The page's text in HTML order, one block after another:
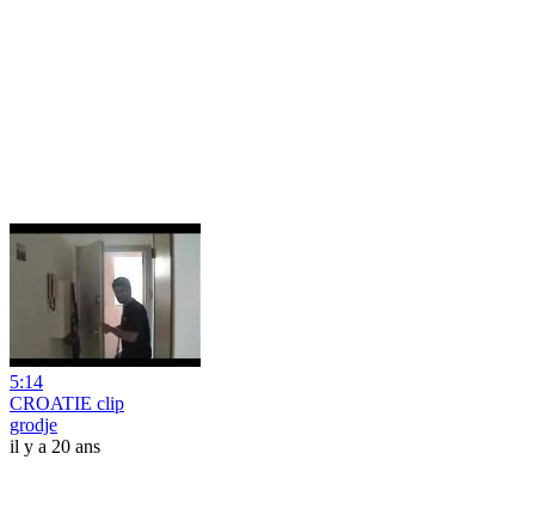
5:14
CROATIE clip
grodje
il y a 20 ans